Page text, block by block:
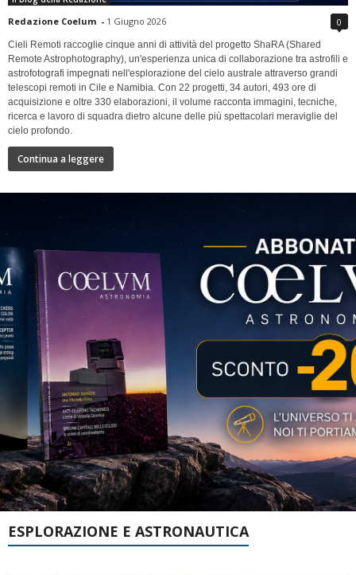
Redazione Coelum - 1 Giugno 2026 0
Cieli Remoti raccoglie cinque anni di attività del progetto ShaRA (Shared
Remote Astrophotography), un'esperienza unica di collaborazione tra astrofili e
astrofotografi impegnati nell'esplorazione del cielo australe attraverso grandi
telescopi remoti in Cile e Namibia. Con 22 progetti, 34 autori, 493 ore di
acquisizione e oltre 330 elaborazioni, il volume racconta immagini, tecniche,
ricerca e lavoro di squadra dietro alcune delle più spettacolari meraviglie del
cielo profondo.
Continua a leggere
ESPLORAZIONE E ASTRONAUTICA